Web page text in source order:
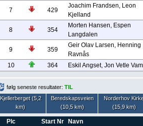
7 429
Joachim Frandsen, Leon
Kjelland
8 354
Morten Hansen, Espen
Langdalen
9 359
Geir Olav Larsen, Henning
Ravnås
10
364 Eskil Angset, Jon Vetle
følg seneste resultater: TIL
Kjellerberget (5,2
km)
Beredskapsveien
(10,5 km)
Norderhov
(15,9 km)
Plc Start Nr
Navn